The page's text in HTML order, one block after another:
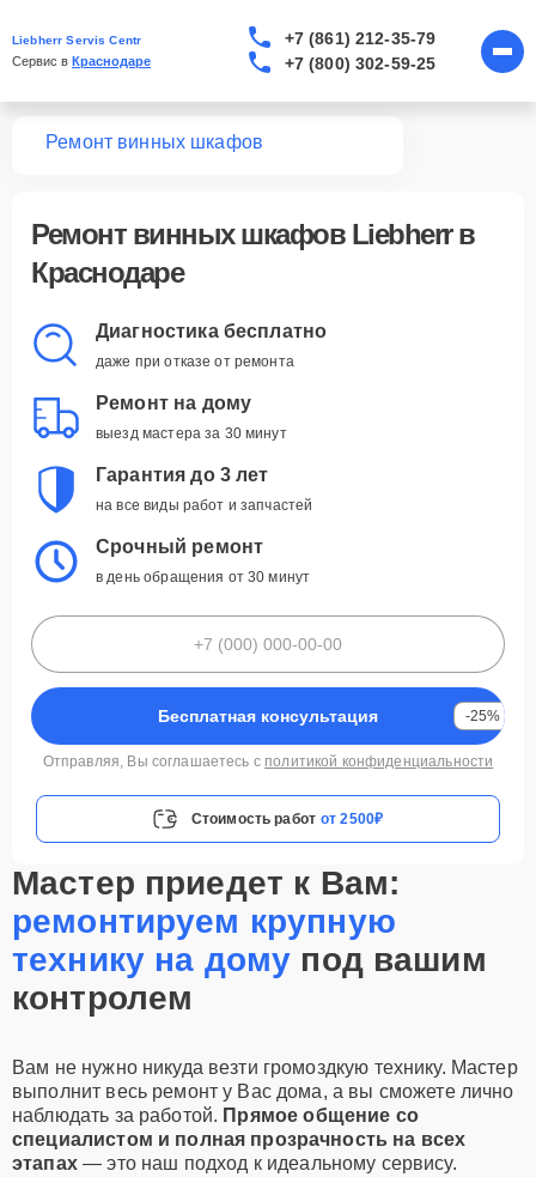
Liebherr Servis Centr
Сервис в Краснодаре
+7 (861) 212-35-79
+7 (800) 302-59-25
Ремонт винных шкафов
Ремонт винных шкафов Liebherrв
Краснодаре
Диагностика бесплатно
даже при отказе от ремонта
Ремонт на дому
выезд мастера за 30 минут
Гарантия до 3 лет
на все виды работ и запчастей
Срочный ремонт
в день обращения от 30 минут
Бесплатная консультация -25%
Отправляя, Вы соглашаетесь с политикой конфиденциальности
Стоимость работ от 2500₽
Мастер приедет к Вам:
ремонтируем крупную
технику на дому под вашим
контролем
Вам не нужно никуда везти громоздкую технику. Мастер
выполнит весь ремонт у Вас дома, а вы сможете лично
наблюдать за работой. Прямое общение со
специалистом и полная прозрачность на всех
этапах— это наш подход к идеальному сервису.